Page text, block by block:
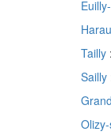
Tailly
Sailly